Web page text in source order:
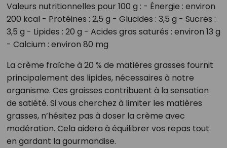
Valeurs nutritionnelles pour 100 g : - Énergie : environ
200 kcal - Protéines : 2,5 g - Glucides : 3,5 g - Sucres :
3,5 g - Lipides : 20 g - Acides gras saturés : environ 13 g
- Calcium : environ 80 mg
La crème fraîche à 20 % de matières grasses fournit
principalement des lipides, nécessaires à notre
organisme. Ces graisses contribuent à la sensation
de satiété. Si vous cherchez à limiter les matières
grasses, n’hésitez pas à doser la crème avec
modération. Cela aidera à équilibrer vos repas tout
en gardant la gourmandise.